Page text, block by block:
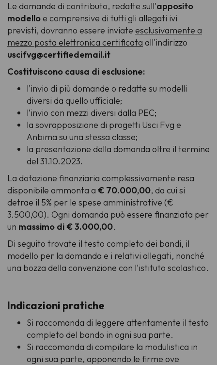
Le domande di contributo, redatte sull'apposito
modelloe comprensive di tutti gli allegati ivi
previsti, dovranno essere inviate esclusivamente a
mezzo posta elettronica certificata all'indirizzo
uscifvg@certifiedemail.it
Costituiscono causa di esclusione:
l’invio di più domande o redatte su modelli
diversi da quello ufficiale;
l’invio con mezzi diversi dalla PEC;
la sovrapposizione di progetti Usci Fvg e
Anbima su una stessa classe;
la presentazione della domanda oltre il termine
del 31.10.2023.
La dotazione finanziaria complessivamente resa
disponibile ammonta a € 70.000,00, da cui si
detrae il 5% per le spese amministrative (€
3.500,00). Ogni domanda può essere finanziata per
un massimo di € 3.000,00.
Di seguito trovate il testo completo dei bandi, il
modello per la domanda e i relativi allegati, nonché
una bozza della convenzione con l'istituto scolastico.
Indicazioni pratiche
Si raccomanda di leggere attentamente il testo
completo del bando in ogni sua parte.
Si raccomanda di compilare la modulistica in
ogni sua parte, apponendo le firme ove